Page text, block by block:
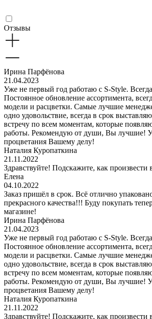
Отзывы
Ирина Парфёнова
21.04.2023
Уже не первый год работаю с S-Style.
Постоянное обновление ассортимента,
модели и расцветки. Самые лучшие
одно удовольствие, всегда в срок
встречу по всем моментам, которые
работы. Рекомендую от души, Вы лучшие!
процветания Вашему делу!
Наталия Куропаткина
21.11.2022
Здравствуйте! Подскажите, как произвести
Елена
04.10.2022
Заказ пришёл в срок. Всё отлично
прекрасного качества!!! Буду покупать
магазине!
Ирина Парфёнова
21.04.2023
Уже не первый год работаю с S-Style.
Постоянное обновление ассортимента,
модели и расцветки. Самые лучшие
одно удовольствие, всегда в срок
встречу по всем моментам, которые
работы. Рекомендую от души, Вы лучшие!
процветания Вашему делу!
Наталия Куропаткина
21.11.2022
Здравствуйте! Подскажите, как произвести